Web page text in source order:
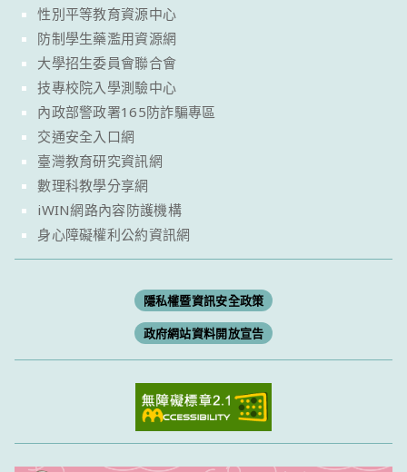
性別平等教育資源中心
防制學生藥濫用資源網
大學招生委員會聯合會
技專校院入學測驗中心
內政部警政署165防詐騙專區
交通安全入口網
臺灣教育研究資訊網
數理科教學分享網
iWIN網路內容防護機構
身心障礙權利公約資訊網
隱私權暨資訊安全政策
政府網站資料開放宣告